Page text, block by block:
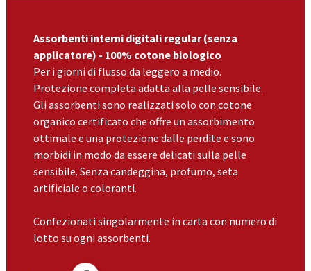
Assorbenti interni digitali regular (senza
applicatore) - 100% cotone biologico
Per i giorni di flusso da leggero a medio.
Protezione completa adatta alla pelle sensibile.
Gli assorbenti sono realizzati solo con cotone
organico certificato che offre un assorbimento
ottimale e una protezione dalle perdite e sono
morbidi in modo da essere delicati sulla pelle
sensibile. Senza candeggina, profumo, seta
artificiale o coloranti.
Confezionati singolarmente in carta con numero di
lotto su ogni assorbenti.